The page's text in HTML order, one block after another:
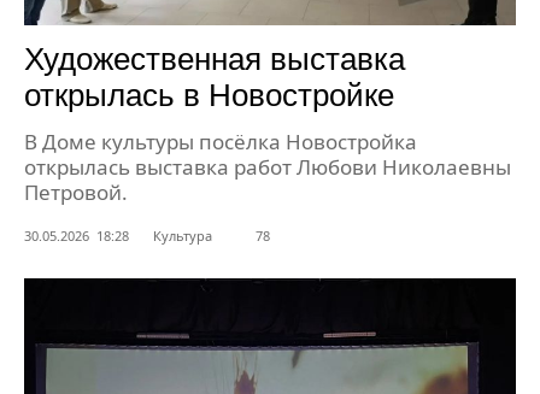
Художественная выставка
открылась в Новостройке
В Доме культуры посёлка Новостройка
открылась выставка работ Любови Николаевны
Петровой.
30.05.2026 18:28 Культура 78